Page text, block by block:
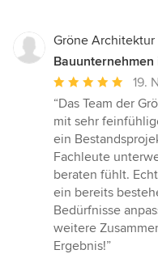
Gröne Architektur
Bauunternehmen
Durchschnittliche
Bewertung:
5
von
5
Sternen
19.
“Das Team der
mit sehr
ein
Fachleute
beraten fühlt.
ein bereits
Bedürfnisse
weitere
Ergebnis!”